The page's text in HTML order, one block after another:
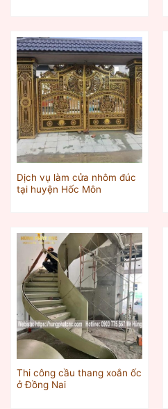
Dịch vụ làm cửa nhôm đúc
tại huyện Hốc Môn
Thi công cầu thang xoắn ốc
ở Đồng Nai